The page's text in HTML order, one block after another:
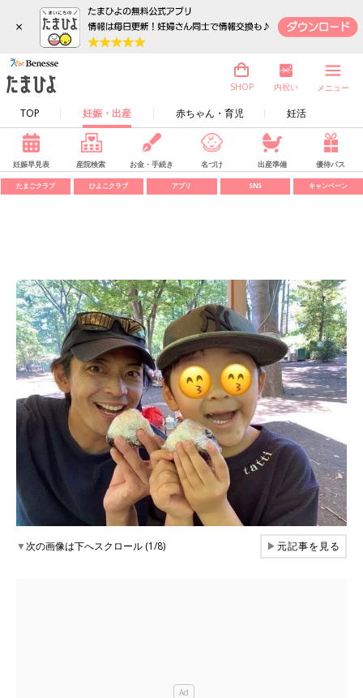
×
TOP 妊娠・出産 赤ちゃん・育児 妊活
SHOP 内祝い メニュー
妊娠早見表 産院検索 お金・手続き 名づけ 出産準備 優待パス
たまごクラブ ひよこクラブ アプリ SNS キャンペーン
▼次の画像は下へスクロール (1/8) ▶元記事を見る